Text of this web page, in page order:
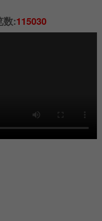
数:115030